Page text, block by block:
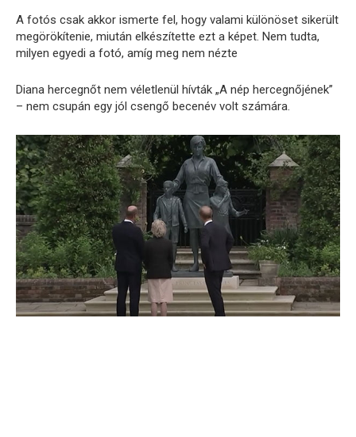
A fotós csak akkor ismerte fel, hogy valami különöset sikerült
megörökítenie, miután elkészítette ezt a képet. Nem tudta,
milyen egyedi a fotó, amíg meg nem nézte
Diana hercegnőt nem véletlenül hívták „A nép hercegnőjének”
– nem csupán egy jól csengő becenév volt számára.